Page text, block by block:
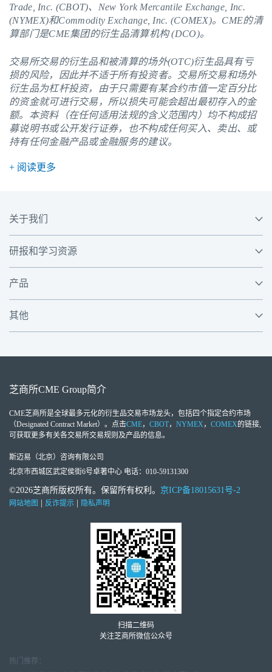
Trade, Inc. (CBOT)、New York Mercantile Exchange, Inc.
(NYMEX)和Commodity Exchange, Inc. (COMEX)。 CME的清
算部门是CME集团的衍生品清算机构 (DCO)。
交易所交易的衍生品和被清算的场外(OTC)衍生品具有亏
损的风险，因此并不适于所有投资者。交易所交易和场外
衍生品为杠杆投资，由于只需要有某合约市值一定百分比
的资金就可进行交易，所以损失可能会超出最初存入的金
额。本资料（在任何适用法规的含义范围内）均不构成招
募说明书或公开发行证券，也不构成任何买入、卖出、或
持有任何金融产品或金融服务的建议。
+ 阅读更多
关于我们
研报和学习资源
产品
其他
芝商所CME Group简介
CME芝商所是全球最多元化的衍生品交易市场龙头，包括四个指定合约市场
（Designated Contract Market）。点击CME， CBOT， NYMEX， COMEX的链接,
可获取更多有关各交易所交易规则及产品的信息。
斯迈易（北京）咨询有限公司
北京市西城区武定侯街6号卓著中心 电话：010-59131300
©2026芝商所版权所有。保留所有权利。 京ICP备18015631号-2
网站地图 反诈提示 隐私声明
扫描二维码
关注芝商所微信公众号
热门推荐：